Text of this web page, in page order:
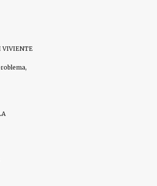
VIVIENTE